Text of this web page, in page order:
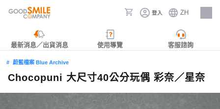
登入 ZH
人才招募
最新消息／出貨消息 使用導覽 客服諮詢
蔚藍檔案 Blue Archive
Chocopuni 大尺寸40公分玩偶 彩奈／星奈